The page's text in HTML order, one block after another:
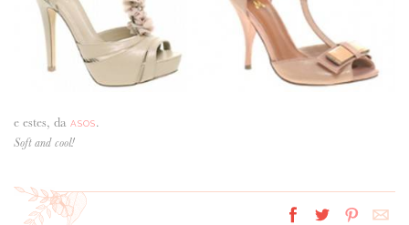
e estes, da ASOS.
Soft and cool!